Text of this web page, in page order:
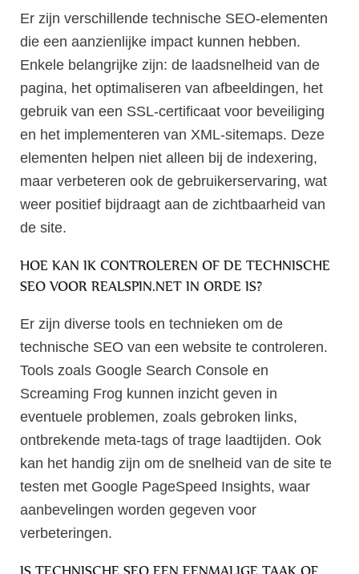
Er zijn verschillende technische SEO-elementen
die een aanzienlijke impact kunnen hebben.
Enkele belangrijke zijn: de laadsnelheid van de
pagina, het optimaliseren van afbeeldingen, het
gebruik van een SSL-certificaat voor beveiliging
en het implementeren van XML-sitemaps. Deze
elementen helpen niet alleen bij de indexering,
maar verbeteren ook de gebruikerservaring, wat
weer positief bijdraagt aan de zichtbaarheid van
de site.
HOE KAN IK CONTROLEREN OF DE TECHNISCHE
SEO VOOR REALSPIN.NET IN ORDE IS?
Er zijn diverse tools en technieken om de
technische SEO van een website te controleren.
Tools zoals Google Search Console en
Screaming Frog kunnen inzicht geven in
eventuele problemen, zoals gebroken links,
ontbrekende meta-tags of trage laadtijden. Ook
kan het handig zijn om de snelheid van de site te
testen met Google PageSpeed Insights, waar
aanbevelingen worden gegeven voor
verbeteringen.